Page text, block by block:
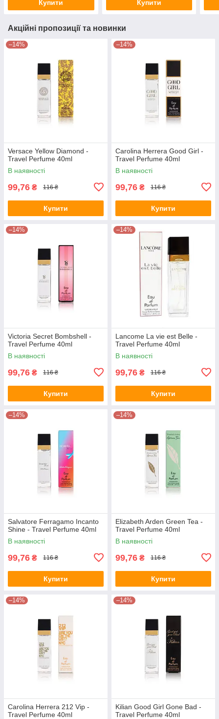
Купити Купити
Акційні пропозиції та новинки
–14%
Versace Yellow Diamond -
Travel Perfume 40ml
В наявності
99,76 ₴ 116 ₴
Купити
–14%
Carolina Herrera Good Girl -
Travel Perfume 40ml
В наявності
99,76 ₴ 116 ₴
Купити
–14%
Victoria Secret Bombshell -
Travel Perfume 40ml
В наявності
99,76 ₴ 116 ₴
Купити
–14%
Lancome La vie est Belle -
Travel Perfume 40ml
В наявності
99,76 ₴ 116 ₴
Купити
–14%
Salvatore Ferragamo Incanto
Shine - Travel Perfume 40ml
В наявності
99,76 ₴ 116 ₴
Купити
–14%
Elizabeth Arden Green Tea -
Travel Perfume 40ml
В наявності
99,76 ₴ 116 ₴
Купити
–14%
Carolina Herrera 212 Vip -
Travel Perfume 40ml
–14%
Kilian Good Girl Gone Bad -
Travel Perfume 40ml